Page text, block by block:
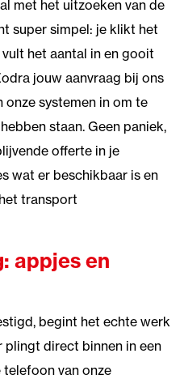
met het uitzoeken van de
super simpel: je klikt het
het aantal in en gooit
jouw aanvraag bij ons
onze systemen in om te
staan. Geen paniek,
offerte in je
wat er beschikbaar is en
transport
appjes en
begint het echte werk
plingt direct binnen in een
van onze